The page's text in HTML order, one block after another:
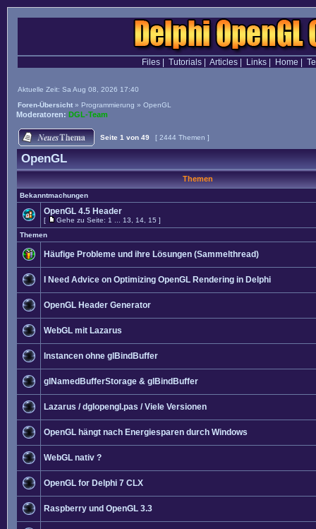
Files| Tutorials| Articles| Links| Home
Aktuelle Zeit: Sa Aug 08, 2026 17:40
Foren-Übersicht » Programmierung » OpenGL
Moderatoren: DGL-Team
Seite 1 von 49 [ 2444 Themen ]
OpenGL
Themen
Bekanntmachungen
OpenGL 4.5 Header
[ Gehe zu Seite: 1 13 14 15 ]
Themen
Häufige Probleme und ihre Lösungen (Sammelthread)
I Need Advice on Optimizing OpenGL Rendering in Delphi
OpenGL Header Generator
WebGL mit Lazarus
Instancen ohne glBindBuffer
glNamedBufferStorage & glBindBuffer
Lazarus / dglopengl.pas / Viele Versionen
OpenGL hängt nach Energiesparen durch Windows
WebGL nativ ?
OpenGL for Delphi 7 CLX
Raspberry und OpenGL 3.3